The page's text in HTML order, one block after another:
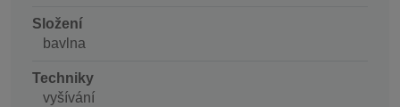
Složení
bavlna
Techniky
vyšívání